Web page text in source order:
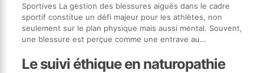
Sportives La gestion des blessures aiguës dans le cadre
sportif constitue un défi majeur pour les athlètes, non
seulement sur le plan physique mais aussi mental. Souvent,
une blessure est perçue comme une entrave au…
Le suivi éthique en naturopathie